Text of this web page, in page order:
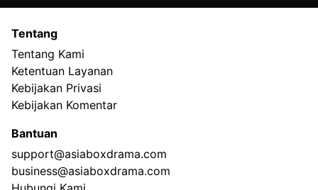
Tentang
Tentang Kami
Ketentuan Layanan
Kebijakan Privasi
Kebijakan Komentar
Bantuan
support@asiaboxdrama.com
business@asiaboxdrama.com